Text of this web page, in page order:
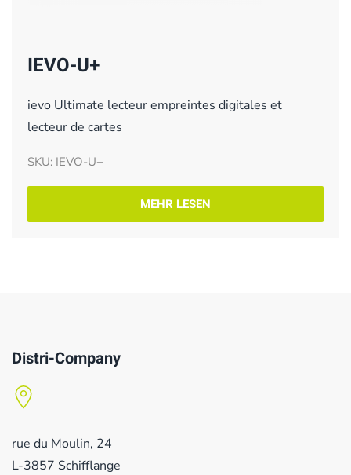
IEVO-U+
ievo Ultimate lecteur empreintes digitales et
lecteur de cartes
SKU: IEVO-U+
MEHR LESEN
Distri-Company
rue du Moulin, 24
L-3857 Schifflange